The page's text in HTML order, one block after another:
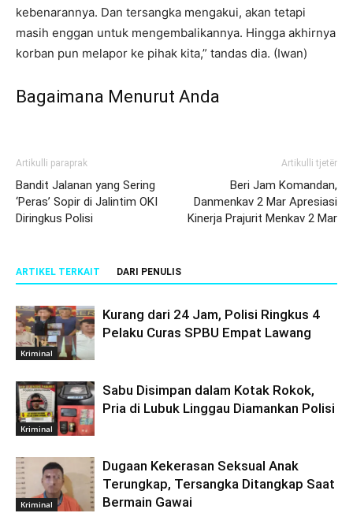
kebenarannya. Dan tersangka mengakui, akan tetapi
masih enggan untuk mengembalikannya. Hingga akhirnya
korban pun melapor ke pihak kita,” tandas dia. (Iwan)
Bagaimana Menurut Anda
Artikulli paraprak
Bandit Jalanan yang Sering
‘Peras’ Sopir di Jalintim OKI
Diringkus Polisi
Artikulli tjetër
Beri Jam Komandan,
Danmenkav 2 Mar Apresiasi
Kinerja Prajurit Menkav 2 Mar
ARTIKEL TERKAIT DARI PENULIS
Kriminal
Kurang dari 24 Jam, Polisi Ringkus 4
Pelaku Curas SPBU Empat Lawang
Kriminal
Sabu Disimpan dalam Kotak Rokok,
Pria di Lubuk Linggau Diamankan Polisi
Kriminal
Dugaan Kekerasan Seksual Anak
Terungkap, Tersangka Ditangkap Saat
Bermain Gawai